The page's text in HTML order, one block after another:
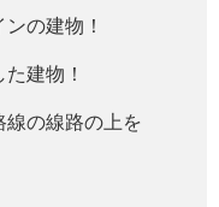
の建物！
建物！
線の線路の上を